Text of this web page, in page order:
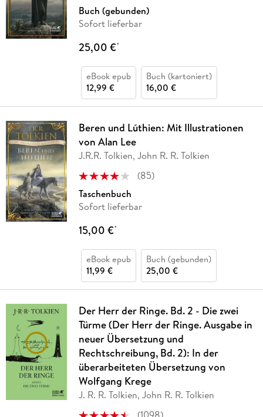
Buch (gebunden)
Sofort lieferbar
25,00 €*
eBook epub
12,99 €
Buch (kartoniert)
16,00 €
Beren und Lúthien: Mit Illustrationen
von Alan Lee
J.R.R. Tolkien, John R. R. Tolkien
(85)
Taschenbuch
Sofort lieferbar
15,00 €*
eBook epub
11,99 €
Buch (gebunden)
25,00 €
Der Herr der Ringe. Bd. 2 - Die zwei
Türme (Der Herr der Ringe. Ausgabe in
neuer Übersetzung und
Rechtschreibung, Bd. 2): In der
überarbeiteten Übersetzung von
Wolfgang Krege
J. R. R. Tolkien, John R. R. Tolkien